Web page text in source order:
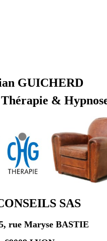
GUICHERD
&
SAS
rue Maryse BASTIE